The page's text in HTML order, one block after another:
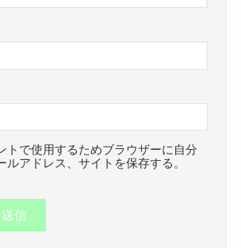
トで使用するためブラウザーに自分
ルアドレス、サイトを保存する。